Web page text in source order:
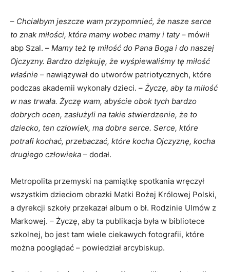
– Chciałbym jeszcze wam przypomnieć, że nasze serce
to znak miłości, która mamy wobec mamy i taty– mówił
abp Szal. – Mamy też tę miłość do Pana Boga i do naszej
Ojczyzny. Bardzo dziękuję, że wyśpiewaliśmy tę miłość
właśnie – nawiązywał do utworów patriotycznych, które
podczas akademii wykonały dzieci. – Życzę, aby ta miłość
w nas trwała. Życzę wam, abyście obok tych bardzo
dobrych ocen, zasłużyli na takie stwierdzenie, że to
dziecko, ten człowiek, ma dobre serce. Serce, które
potrafi kochać, przebaczać, które kocha Ojczyznę, kocha
drugiego człowieka – dodał.
Metropolita przemyski na pamiątkę spotkania wręczył
wszystkim dzieciom obrazki Matki Bożej Królowej Polski,
a dyrekcji szkoły przekazał album o bł. Rodzinie Ulmów z
Markowej. – Życzę, aby ta publikacja była w bibliotece
szkolnej, bo jest tam wiele ciekawych fotografii, które
można pooglądać – powiedział arcybiskup.